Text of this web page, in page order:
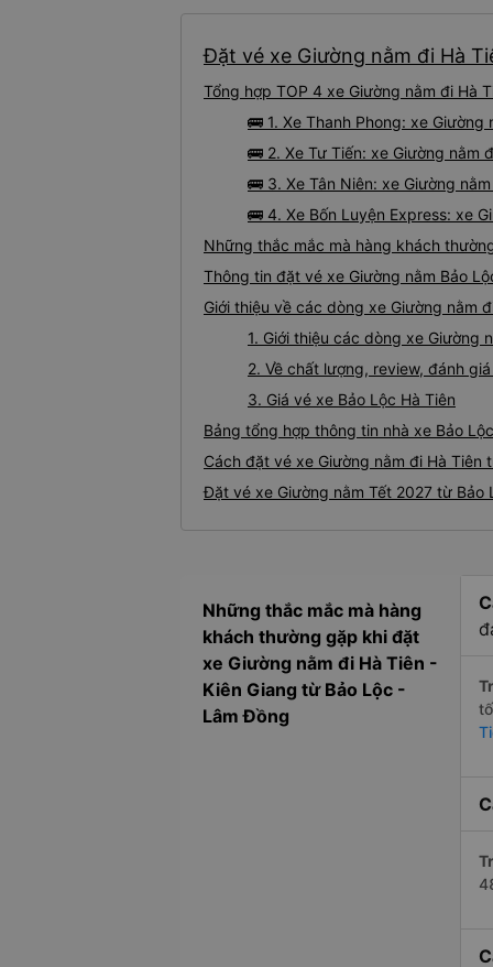
Đặt vé xe Giường nằm đi Hà
Tổng hợp TOP 4 xe Giường nằm đi Hà
🚌 1. Xe Thanh Phong: xe
🚌 2. Xe Tư Tiến: xe Giường nằm
🚌 3. Xe Tân Niên: xe Giường
🚌 4. Xe Bốn Luyện Express: xe
Những thắc mắc mà hàng khách
Thông tin đặt vé xe Giường nằm Bảo
Giới thiệu về các dòng xe Giường nằm
1. Giới thiệu các dòng xe Giường
2. Về chất lượng, review, đánh
3. Giá vé xe Bảo Lộc Hà Tiên
Bảng tổng hợp thông tin nhà xe Bảo
Cách đặt vé xe Giường nằm đi Hà Tiên
Đặt vé xe Giường nằm Tết 2027 từ Bảo
Những thắc mắc mà hàng
khách thường gặp khi đặt
xe Giường nằm đi Hà Tiên -
Kiên Giang từ Bảo Lộc -
Lâm Đồng